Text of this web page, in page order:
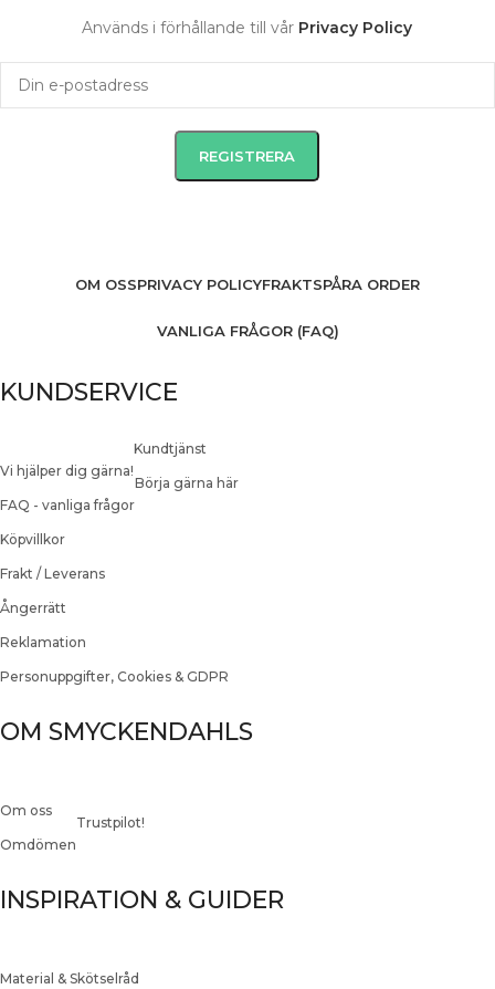
Används i förhållande till vår Privacy Policy
OM OSSPRIVACY POLICYFRAKTSPÅRA ORDER
VANLIGA FRÅGOR (FAQ)
KUNDSERVICE
Vi hjälper dig gärna!
Kundtjänst
FAQ - vanliga frågor
Börja gärna här
Köpvillkor
Frakt / Leverans
Ångerrätt
Reklamation
Personuppgifter, Cookies & GDPR
OM SMYCKENDAHLS
Om oss
Omdömen
Trustpilot!
INSPIRATION & GUIDER
Material & Skötselråd